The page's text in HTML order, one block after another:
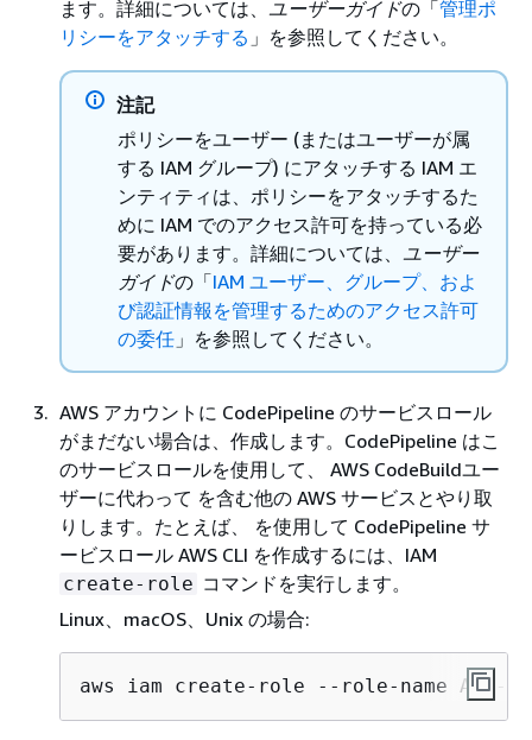
ます。詳細については、 ユーザーガイドの「管理ポ
リシーをアタッチする 」を参照してください。
注記
ポリシーをユーザー (またはユーザーが属
する IAM グループ) にアタッチする IAM エ
ンティティは、ポリシーをアタッチするた
めに IAM でのアクセス許可を持っている必
要があります。詳細については、 ユーザー
ガイドの「IAM ユーザー、グループ、およ
び認証情報を管理するためのアクセス許可
の委任 」を参照してください。
AWS アカウントに CodePipeline のサービスロール
がまだない場合は、作成します。CodePipeline はこ
のサービスロールを使用して、 AWS CodeBuildユー
ザーに代わって を含む他の AWS サービスとやり取
りします。たとえば、 を使用して CodePipeline サ
ービスロール AWS CLI を作成するには、IAM
create-role コマンドを実行します。
Linux、macOS、Unix の場合:
aws iam create-role --role-name AWS-